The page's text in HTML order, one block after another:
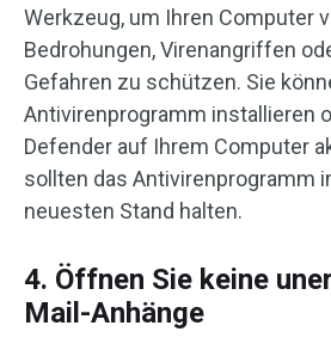
Werkzeug, um Ihren Computer
Bedrohungen, Virenangriffen
Gefahren zu schützen. Sie
Antivirenprogramm installieren
Defender auf Ihrem Computer
sollten das Antivirenprogramm
neuesten Stand halten.
4. Öffnen Sie keine
Mail-Anhänge